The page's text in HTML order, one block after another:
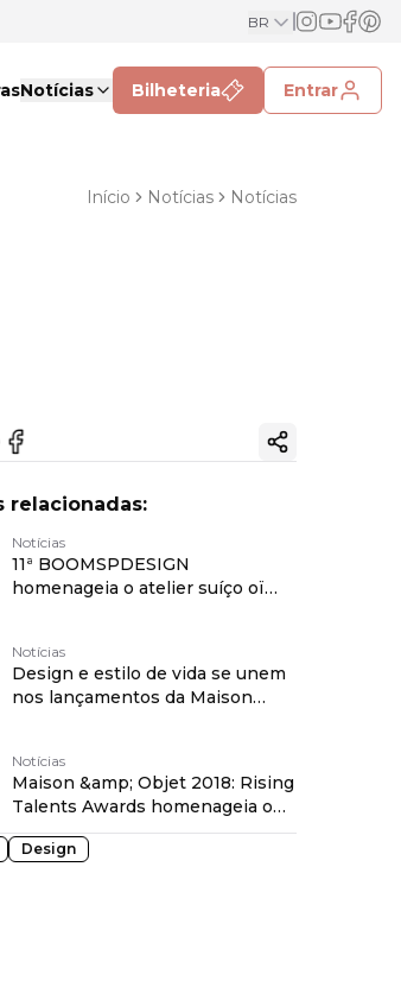
BR
Notícias Bilheteria Entrar
Início Notícias Notícias
Copiar link
relacionadas:
Notícias
11ª BOOMSPDESIGN
homenageia o atelier suíço oï
Notícias
Design e estilo de vida se unem
nos lançamentos da Maison
Notícias
Maison &amp; Objet 2018: Rising
Talents Awards homenageia o
Líbano
Design